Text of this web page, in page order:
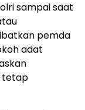
sampai saat
pemda
adat
tetap